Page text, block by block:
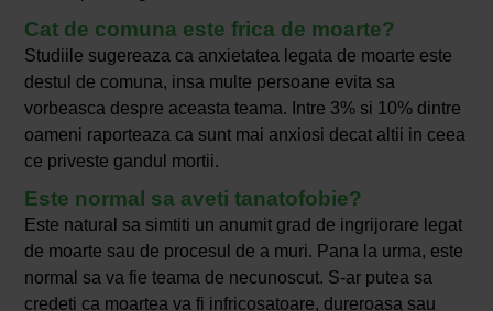
Cat de comuna este frica de moarte?
Studiile sugereaza ca anxietatea legata de moarte este
destul de comuna, insa multe persoane evita sa
vorbeasca despre aceasta teama. Intre 3% si 10% dintre
oameni raporteaza ca sunt mai anxiosi decat altii in ceea
ce priveste gandul mortii.
Este normal sa aveti tanatofobie?
Este natural sa simtiti un anumit grad de ingrijorare legat
de moarte sau de procesul de a muri. Pana la urma, este
normal sa va fie teama de necunoscut. S-ar putea sa
credeti ca moartea va fi infricosatoare, dureroasa sau